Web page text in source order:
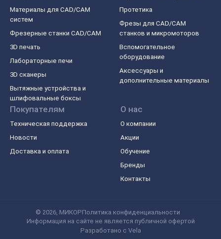
Материалы для CAD/CAM
систем
Фрезерные станки CAD/CAM
3D печать
Лабораторные печи
3D сканеры
Вытяжные устройства и
шлифовальные боксы
Протетика
Фрезы для CAD/CAM
станков и микромоторов
Вспомогательное
оборудование
Аксессуары и
дополнительные материалы
Покупателям
Техническая поддержка
Новости
Доставка и оплата
О нас
О компании
Акции
Обучение
Бренды
Контакты
© 2026, МИКОР
Информация на сайте не является публичной офертой
Политика конфиденциальности
Разработано с Vela